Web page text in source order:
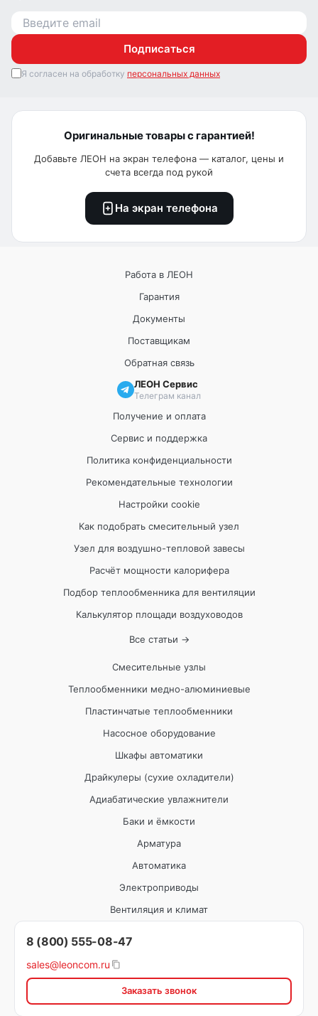
Подписаться
Я согласен на обработку персональных данных
Оригинальные товары с гарантией!
Добавьте ЛЕОН на экран телефона — каталог, цены и
счета всегда под рукой
На экран телефона
Работа в ЛЕОН
Гарантия
Документы
Поставщикам
Обратная связь
ЛЕОН Сервис
Телеграм канал
Получение и оплата
Сервис и поддержка
Политика конфиденциальности
Рекомендательные технологии
Настройки cookie
Как подобрать смесительный узел
Узел для воздушно-тепловой завесы
Расчёт мощности калорифера
Подбор теплообменника для вентиляции
Калькулятор площади воздуховодов
Все статьи →
Смесительные узлы
Теплообменники медно-алюминиевые
Пластинчатые теплообменники
Насосное оборудование
Шкафы автоматики
Драйкулеры (сухие охладители)
Адиабатические увлажнители
Баки и ёмкости
Арматура
Автоматика
Электроприводы
Вентиляция и климат
8 (800) 555-08-47
sales@leoncom.ru
Заказать звонок